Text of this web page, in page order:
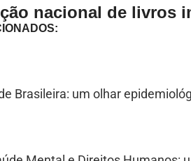
nacional de livros
Brasileira: um olhar